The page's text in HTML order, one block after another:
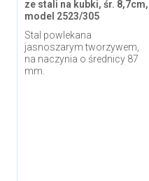
ze stali na kubki, śr. 8,7cm,
model 2523/305
Stal powlekana
jasnoszarym tworzywem,
na naczynia o średnicy 87
mm.